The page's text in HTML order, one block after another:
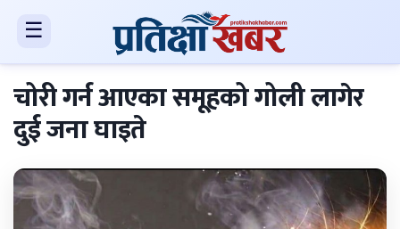
☰
चोरी गर्न आएका समूहको गोली लागेर
दुई जना घाइते